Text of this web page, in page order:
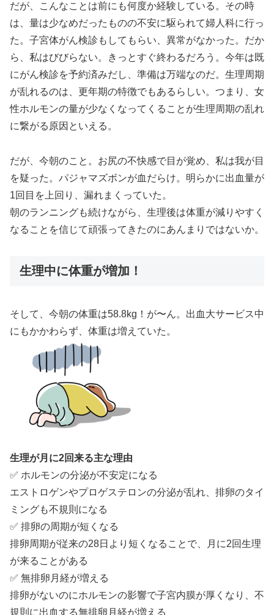
だが、こんなことは前にも何度か経験している。その時
は、量は少なめだったものの不安に駆られて婦人科に行っ
た。子宮体がん検診もしてもらい、異常がなかった。だか
ら、私はびびらない。きっとすぐ終わるだろう。今年は既
にがん検診を予約済みだし、準備は万端なのだ。生理周期
が乱れるのは、更年期の特徴でもあるらしい。つまり、女
性ホルモンの量が少なくなってくることが生理周期の乱れ
に繋がる原因といえる。
だが、今朝のこと。お尻の不快感で目が覚め、私は我が目
を疑った。パジャマズボンが血だらけ。明らかに出血量が
1回目を上回り、漏れまくっていた。
朝のランニングも続けながら、生理後は体重が減りやすく
なることを信じて頑張ってきたのにあんまりではないか。
生理中に体重が増加！
そして、今朝の体重は58.8kg！が〜ん。出血大サービス中
にもかかわらず、体重は増えていた。
生理が月に2回来る主な理由
✅ ホルモンの分泌が不安定になる
エストロゲンやプロゲステロンの分泌が乱れ、排卵のタイ
ミングも不規則になる
✅ 排卵の周期が短くなる
排卵周期が従来の28日より短くなることで、月に2回生理
が来ることがある
✅ 無排卵月経が増える
排卵がないのにホルモンの影響で子宮内膜が厚くなり、不
規則に出血する無排卵月経が増える